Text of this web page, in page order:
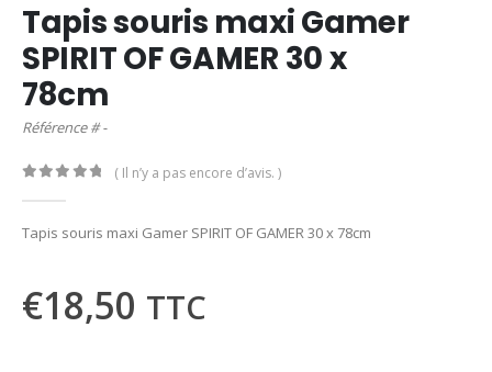
Tapis souris maxi Gamer
SPIRIT OF GAMER 30 x
78cm
Référence # -
( Il n’y a pas encore d’avis. )
Tapis souris maxi Gamer SPIRIT OF GAMER 30 x 78cm
€18,50 TTC